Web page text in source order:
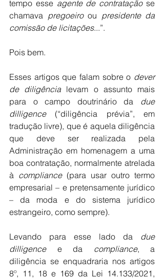
tempo esse agente de contratação se
chamava pregoeiro ou presidente da
comissão de licitações...”.
Pois bem.
Esses artigos que falam sobre o dever
de diligência levam o assunto mais
para o campo doutrinário da due
dilligence (“diligência prévia”, em
tradução livre), que é aquela diligência
que deve ser realizada pela
Administração em homenagem a uma
boa contratação, normalmente atrelada
à compliance (para usar outro termo
empresarial – e pretensamente jurídico
– da moda e do sistema jurídico
estrangeiro, como sempre).
Levando para esse lado da due
dilligence e da compliance, a
diligência se enquadraria nos artigos
8º, 11, 18 e 169 da Lei 14.133/2021,